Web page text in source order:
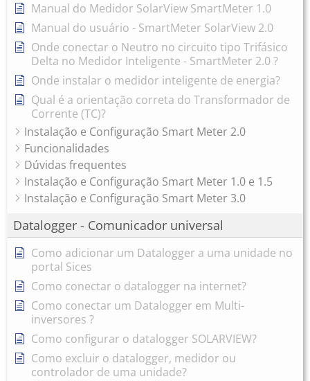
Manual do Medidor SolarView SmartMeter 1.0
Manual do usuário - SmartMeter SolarView 2.0
Onde conectar o Neutro no circuito tipo Trifásico
Delta no Medidor Inteligente - SmartMeter 2.0 ?
Onde instalar o medidor inteligente de energia?
Qual é a orientação correta do Transformador de
Corrente (TC)?
Instalação e Configuração Smart Meter 2.0
Funcionalidades
Dúvidas frequentes
Instalação e Configuração Smart Meter 1.0 e 1.5
Instalação e Configuração Smart Meter 3.0
Datalogger - Comunicador universal
Como adicionar um Datalogger a uma unidade no
portal Sices
Como conectar o datalogger na internet?
Como conectar um Datalogger em Multi-
inversores ?
Como configurar o datalogger SOLARVIEW?
Como excluir o datalogger, medidor ou
controlador de uma unidade?